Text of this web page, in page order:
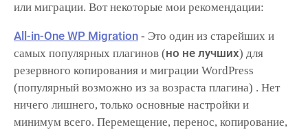
или миграции. Вот некоторые мои рекомендации:
All-in-One WP Migration - Это один из старейших и
самых популярных плагинов (но не лучших) для
резервного копирования и миграции WordPress
(популярный возможно из за возраста плагина) . Нет
ничего лишнего, только основные настройки и
минимум всего. Перемещение, перенос, копирование,